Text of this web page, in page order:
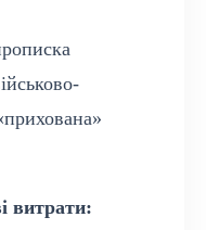
витрати: